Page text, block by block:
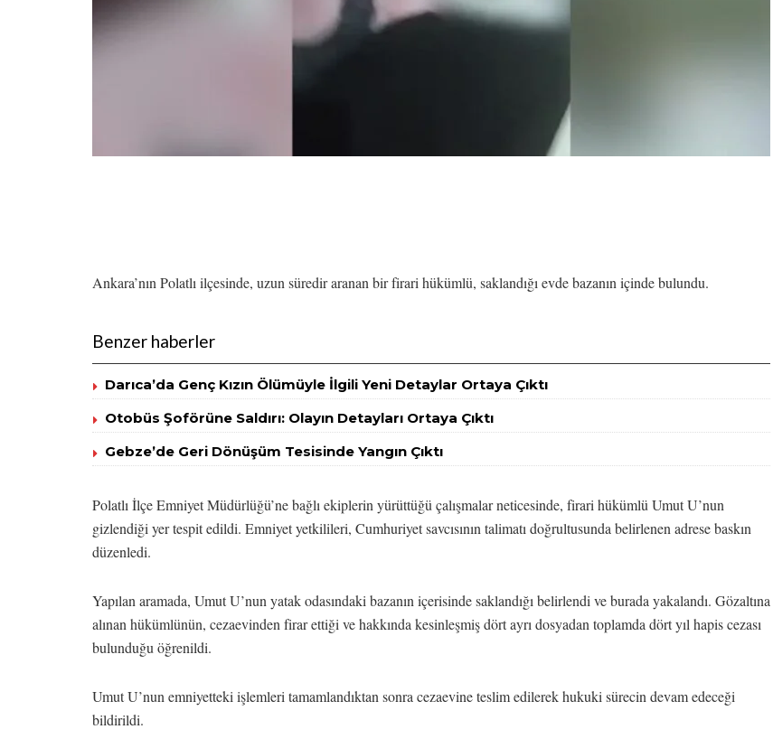
Ankara’nın Polatlı ilçesinde, uzun süredir aranan bir firari hükümlü, saklandığı evde bazanın içinde bulundu.
Benzer haberler
Darıca’da Genç Kızın Ölümüyle İlgili Yeni Detaylar Ortaya Çıktı
Otobüs Şoförüne Saldırı: Olayın Detayları Ortaya Çıktı
Gebze’de Geri Dönüşüm Tesisinde Yangın Çıktı
Polatlı İlçe Emniyet Müdürlüğü’ne bağlı ekiplerin yürüttüğü çalışmalar neticesinde, firari hükümlü Umut U’nun
gizlendiği yer tespit edildi. Emniyet yetkilileri, Cumhuriyet savcısının talimatı doğrultusunda belirlenen adrese baskın
düzenledi.
Yapılan aramada, Umut U’nun yatak odasındaki bazanın içerisinde saklandığı belirlendi ve burada yakalandı. Gözaltına
alınan hükümlünün, cezaevinden firar ettiği ve hakkında kesinleşmiş dört ayrı dosyadan toplamda dört yıl hapis cezası
bulunduğu öğrenildi.
Umut U’nun emniyetteki işlemleri tamamlandıktan sonra cezaevine teslim edilerek hukuki sürecin devam edeceği
bildirildi.